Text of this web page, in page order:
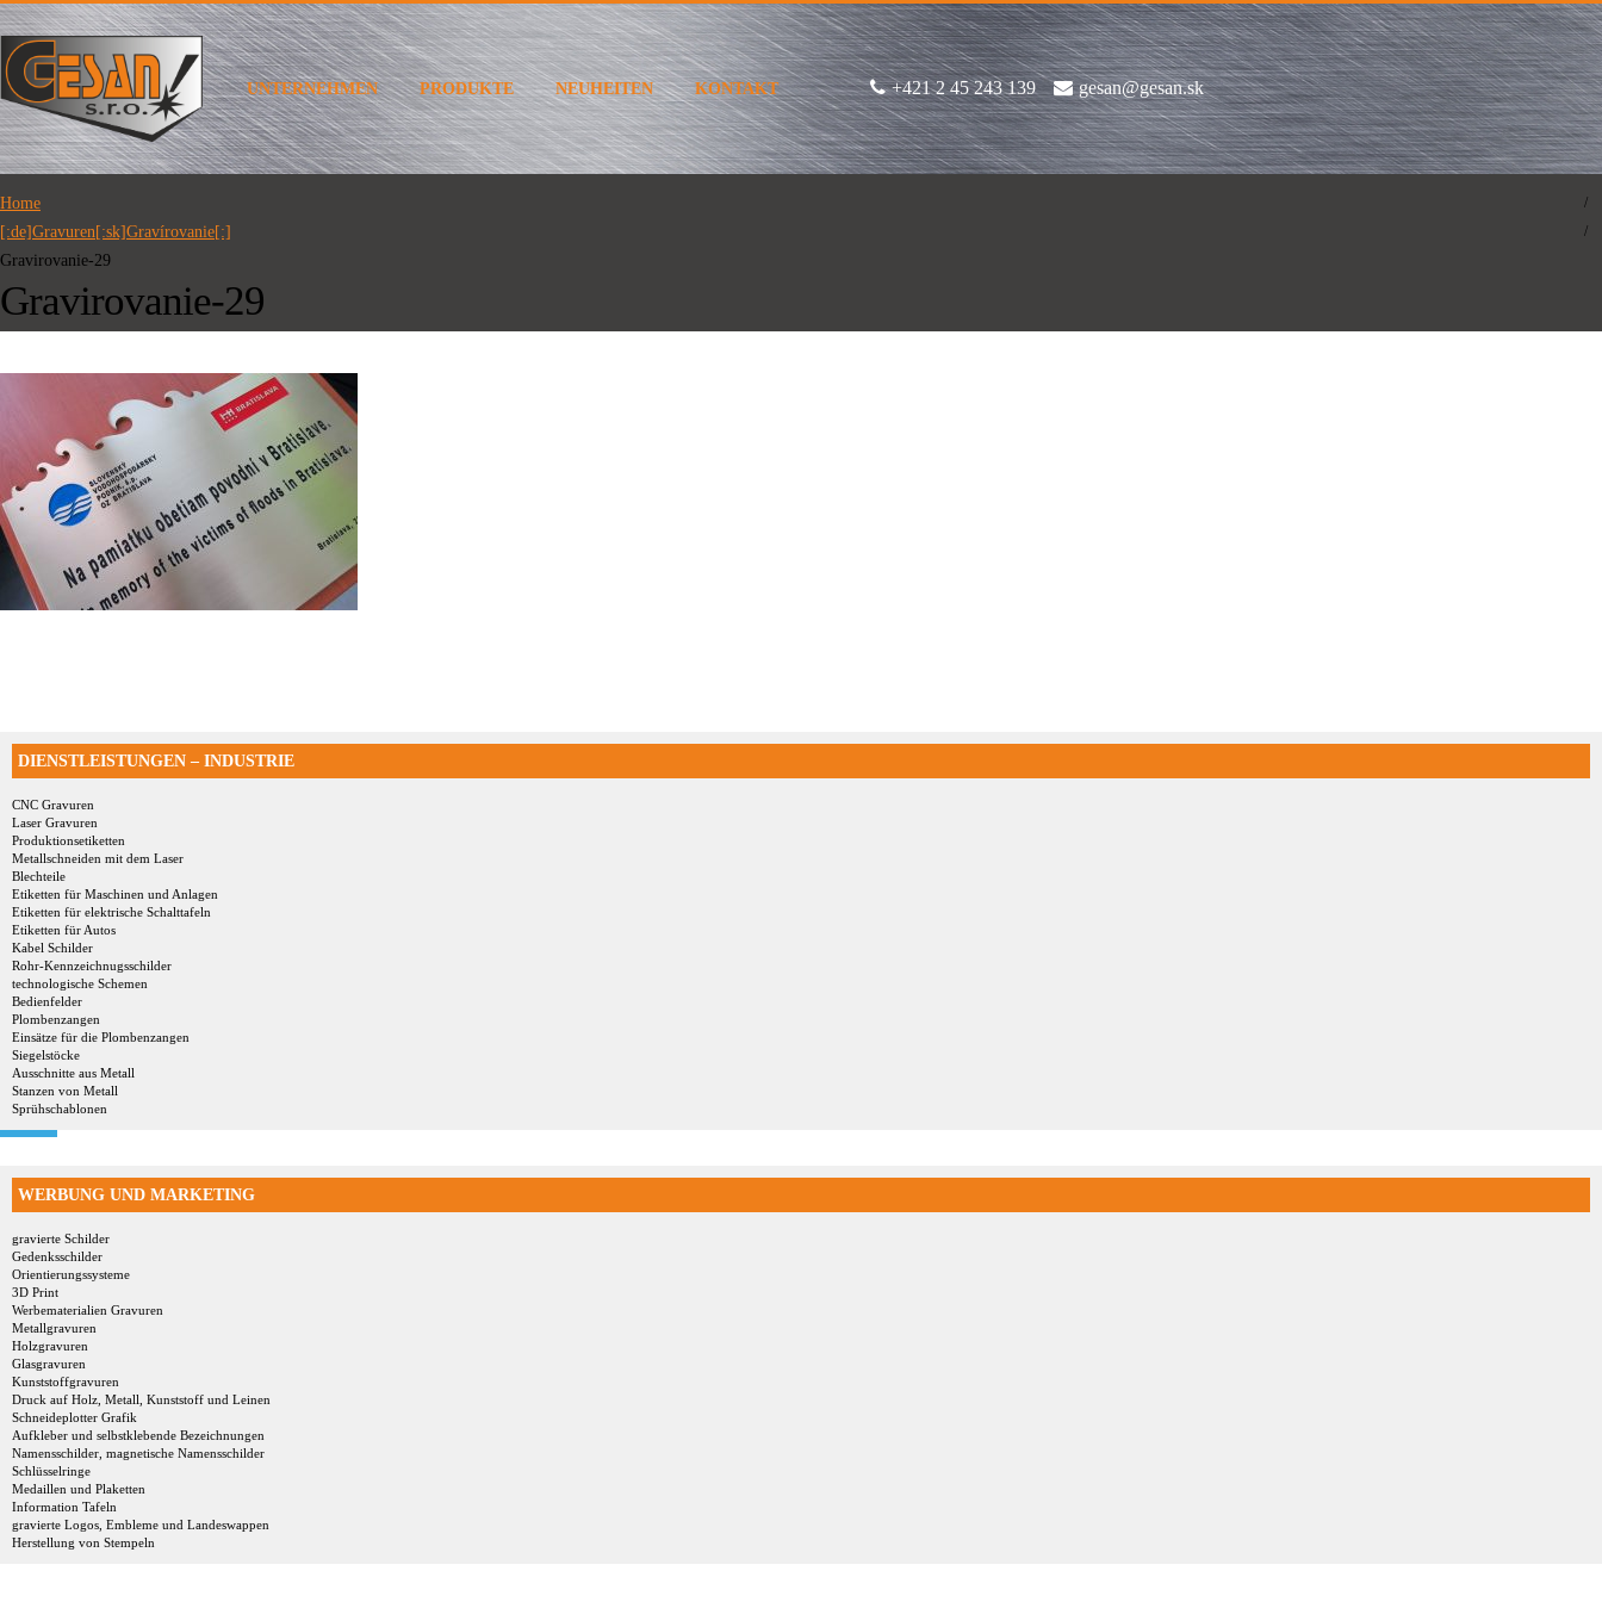
UNTERNEHMEN PRODUKTE NEUHEITEN KONTAKT +421 2 45 243 139 gesan@gesan.sk
Home
[:de]Gravuren[:sk]Gravírovanie[:]
Gravirovanie-29
Gravirovanie-29
DIENSTLEISTUNGEN – INDUSTRIE
CNC Gravuren
Laser Gravuren
Produktionsetiketten
Metallschneiden mit dem Laser
Blechteile
Etiketten für Maschinen und Anlagen
Etiketten für elektrische Schalttafeln
Etiketten für Autos
Kabel Schilder
Rohr-Kennzeichnugsschilder
technologische Schemen
Bedienfelder
Plombenzangen
Einsätze für die Plombenzangen
Siegelstöcke
Ausschnitte aus Metall
Stanzen von Metall
Sprühschablonen
WERBUNG UND MARKETING
gravierte Schilder
Gedenksschilder
Orientierungssysteme
3D Print
Werbematerialien Gravuren
Metallgravuren
Holzgravuren
Glasgravuren
Kunststoffgravuren
Druck auf Holz, Metall, Kunststoff und Leinen
Schneideplotter Grafik
Aufkleber und selbstklebende Bezeichnungen
Namensschilder, magnetische Namensschilder
Schlüsselringe
Medaillen und Plaketten
Information Tafeln
gravierte Logos, Embleme und Landeswappen
Herstellung von Stempeln